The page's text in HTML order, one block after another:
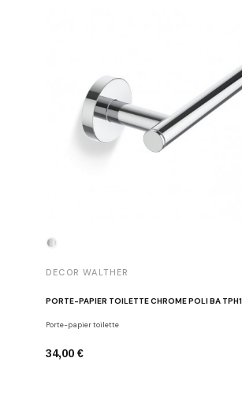
DECOR WALTHER
PORTE-PAPIER TOILETTE CHROME POLI BA TPH1
Porte-papier toilette
34,00 €